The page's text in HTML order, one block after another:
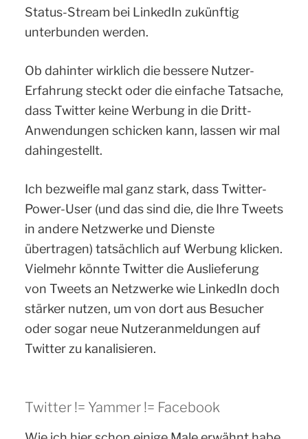
Status-Stream bei LinkedIn zukünftig
unterbunden werden.
Ob dahinter wirklich die bessere Nutzer-
Erfahrung steckt oder die einfache Tatsache,
dass Twitter keine Werbung in die Dritt-
Anwendungen schicken kann, lassen wir mal
dahingestellt.
Ich bezweifle mal ganz stark, dass Twitter-
Power-User (und das sind die, die Ihre Tweets
in andere Netzwerke und Dienste
übertragen) tatsächlich auf Werbung klicken.
Vielmehr könnte Twitter die Auslieferung
von Tweets an Netzwerke wie LinkedIn doch
stärker nutzen, um von dort aus Besucher
oder sogar neue Nutzeranmeldungen auf
Twitter zu kanalisieren.
Twitter != Yammer != Facebook